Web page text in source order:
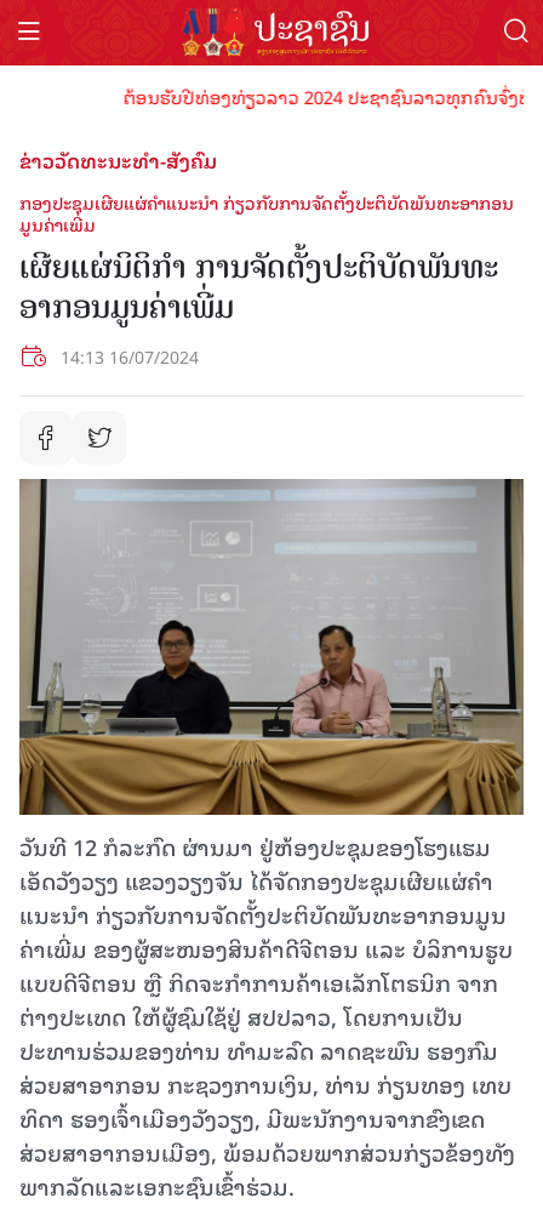
ຕ້ອນຮັບປີທ່ອງທ່ຽວລາວ 2024 ປະຊາຊົນລາວທຸກຄົນຈົ່ງພ້ອ
ຂ່າວວັດທະນະທຳ-ສັງຄົມ
ກອງປະຊຸມເຜີຍແຜ່ຄໍາແນະນໍາ ກ່ຽວກັບການຈັດຕັ້ງປະຕິບັດພັນທະອາກອນ
ມູນຄ່າເພີ່ມ
ເຜີຍແຜ່ນິຕິກຳ ການຈັດຕັ້ງປະຕິບັດພັນທະ
ອາກອນມູນຄ່າເພີ່ມ
14:13 16/07/2024
ວັນທີ 12 ກໍລະກົດ ຜ່ານມາ ຢູ່ຫ້ອງປະຊຸມຂອງໂຮງແຮມ
ເອັດວັງວຽງ ແຂວງວຽງຈັນ ໄດ້ຈັດກອງປະຊຸມເຜີຍແຜ່ຄໍາ
ແນະນໍາ ກ່ຽວກັບການຈັດຕັ້ງປະຕິບັດພັນທະອາກອນມູນ
ຄ່າເພີ່ມ ຂອງຜູ້ສະໜອງສິນຄ້າດີຈີຕອນ ແລະ ບໍລິການຮູບ
ແບບດີຈີຕອນ ຫຼື ກິດຈະກໍາການຄ້າເອເລັກໂຕຣນິກ ຈາກ
ຕ່າງປະເທດ ໃຫ້ຜູ້ຊົມໃຊ້ຢູ່ ສປປລາວ, ໂດຍການເປັນ
ປະທານຮ່ວມຂອງທ່ານ ທຳມະລົດ ລາດຊະພົນ ຮອງກົມ
ສ່ວຍສາອາກອນ ກະຊວງການເງິນ, ທ່ານ ກ່ຽນທອງ ເທບ
ທິດາ ຮອງເຈົ້າເມືອງວັງວຽງ, ມີພະນັກງານຈາກຂົງເຂດ
ສ່ວຍສາອາກອນເມືອງ, ພ້ອມດ້ວຍພາກສ່ວນກ່ຽວຂ້ອງທັງ
ພາກລັດແລະເອກະຊົນເຂົ້າຮ່ວມ.